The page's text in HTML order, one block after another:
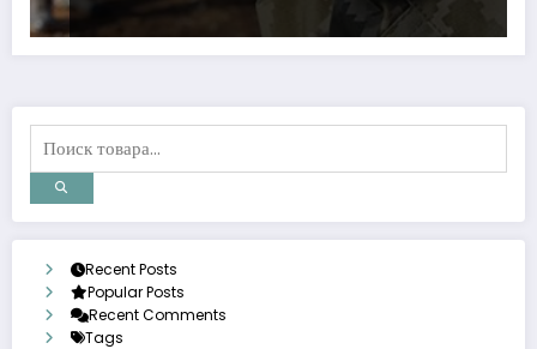
Recent Posts
Popular Posts
Recent Comments
Tags